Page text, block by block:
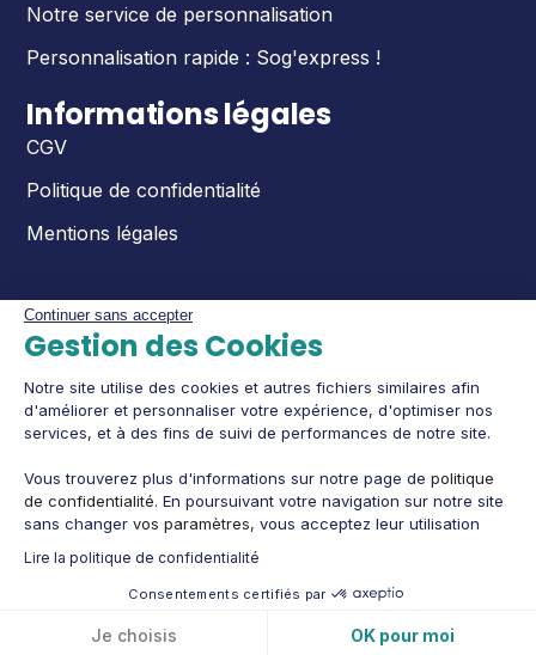
Continuer sans accepter
Gestion des Cookies
Notre site utilise des cookies et autres fichiers similaires afin
d'améliorer et personnaliser votre expérience, d'optimiser nos
services, et à des fins de suivi de performances de notre site.
Vous trouverez plus d'informations sur notre page de politique
de confidentialité. En poursuivant votre navigation sur notre site
sans changer vos paramètres, vous acceptez leur utilisation
Lire la politique de confidentialité
Consentements certifiés par
Je choisis OK pour moi
Cookies
Notre service de personnalisation
Personnalisation rapide : Sog'express !
Informations légales
CGV
Politique de confidentialité
Mentions légales
© Sogedex 2025 - Tous droits réservés